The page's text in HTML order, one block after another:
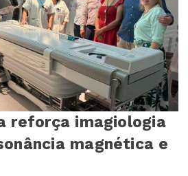
reforça imagiologia
magnética e